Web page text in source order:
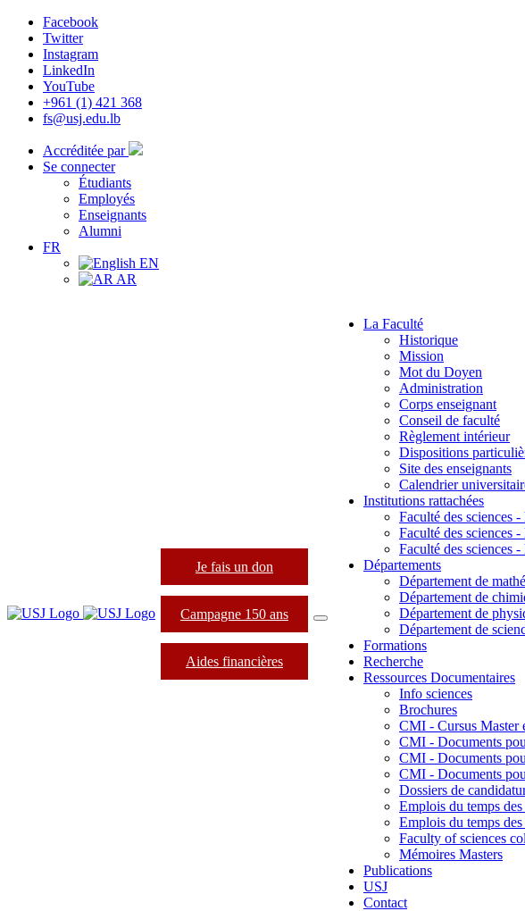
Facebook
Twitter
Instagram
LinkedIn
YouTube
+961 (1) 421 368
fs@usj.edu.lb
Accréditée par
Se connecter
Étudiants
Employés
Enseignants
Alumni
FR
EN
AR
Je fais un don
Campagne 150 ans
Aides financières
La Faculté
Historique
Mission
Mot du Doyen
Administration
Corps enseignant
Conseil de faculté
Règlement intérieur
Dispositions
Site des enseignants
Calendrier
Institutions rattachées
Faculté des sciences
Faculté des sciences
Faculté des sciences
Départements
Département de
Département de
Département de
Département de
Formations
Recherche
Ressources Documentaires
Info sciences
Brochures
CMI - Cursus Master
CMI - Documents
CMI - Documents
CMI - Documents
Dossiers de
Emplois du temps
Emplois du temps
Faculty of sciences
Mémoires Masters
Publications
USJ
Contact